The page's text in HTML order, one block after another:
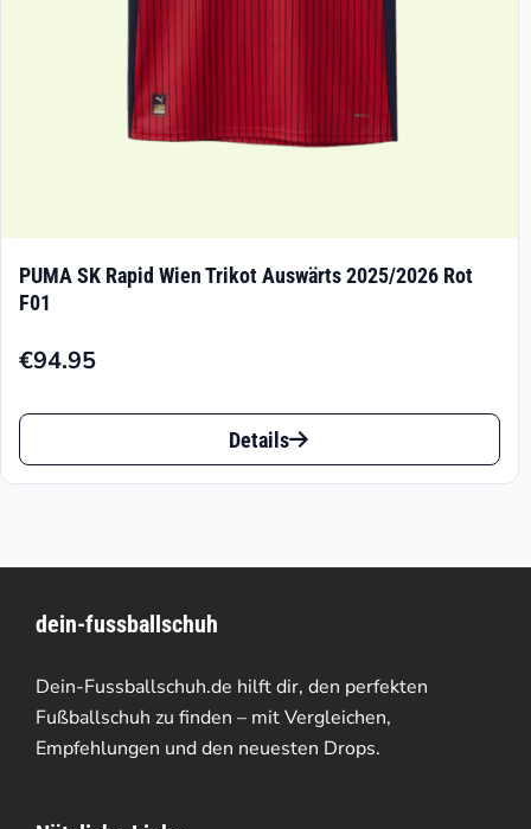
Produktseite
PUMA SK Rapid Wien Trikot Auswärts 2025/2026 Rot
F01
€94.95
Dieses
Produkt
auf.
Die
Optionen
können
Details
dein-fussballschuh
Dein-Fussballschuh.de hilft dir, den perfekten
Fußballschuh zu finden – mit Vergleichen,
Empfehlungen und den neuesten Drops.